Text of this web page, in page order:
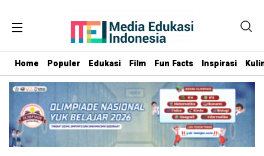
Home Populer Edukasi Film Fun Facts Inspirasi